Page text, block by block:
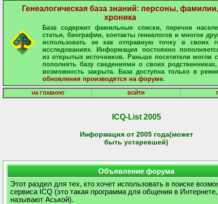
Генеалогическая база знаний: персоны, фамилии,
хроника
База содержит фамильные списки, перечни
статьи, биографии, контакты генеалогов и многое
использовать ее как отправную точку в своих
исследованиях. Информация постоянно
из открытых источников. Раньше посетители могли
пополнять базу сведениями о своих
возможность закрыта. База доступна только в
обновления производятся на форуме.
НА ГЛАВНУЮ ВОЙТИ
ICQ-List 2005
Информация от 2005 года(может
быть устаревшей)
Объявление форума
Этот раздел для тех, кто хочет использовать в поиске
сервиса ICQ (это такая программа для общения в
называют Аськой).